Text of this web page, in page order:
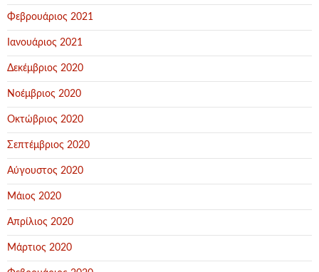
Φεβρουάριος 2021
Ιανουάριος 2021
Δεκέμβριος 2020
Νοέμβριος 2020
Οκτώβριος 2020
Σεπτέμβριος 2020
Αύγουστος 2020
Μάιος 2020
Απρίλιος 2020
Μάρτιος 2020